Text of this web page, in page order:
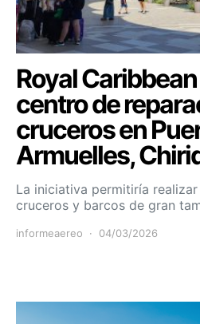
Royal
centro de
cruceros en
Armuelles,
La iniciativa permitiría
cruceros y barcos de gran
informeaereo 04/03/2026